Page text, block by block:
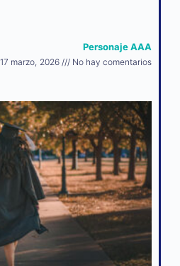
Personaje AAA
17 marzo, 2026 No hay comentarios